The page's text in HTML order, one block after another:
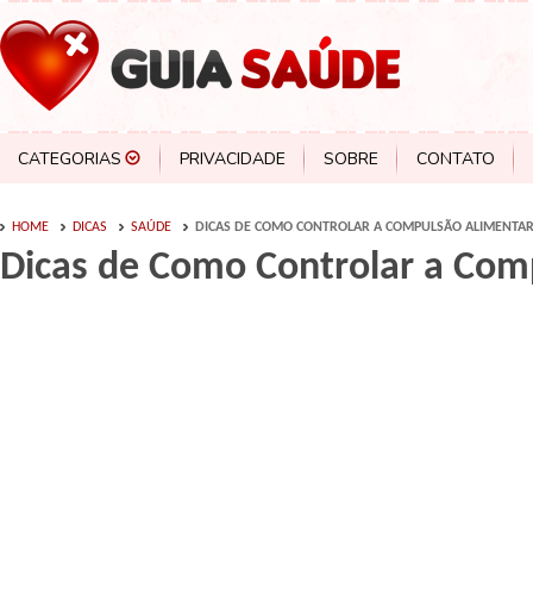
CATEGORIAS PRIVACIDADE SOBRE CONTATO
HOME DICAS SAÚDE DICAS DE COMO CONTROLAR A COMPULSÃO ALIMENTAR
Dicas de Como Controlar a